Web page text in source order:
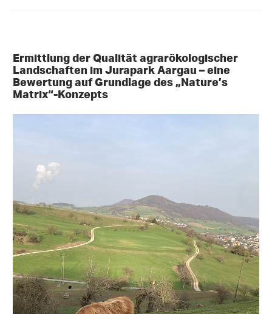
Ermittlung der Qualität agrarökologischer
Landschaften im Jurapark Aargau – eine
Bewertung auf Grundlage des „Nature’s
Matrix“-Konzepts